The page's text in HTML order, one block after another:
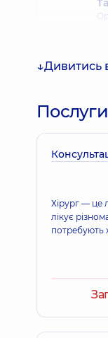
Дивитись
Хірург — це
лікує
потребують